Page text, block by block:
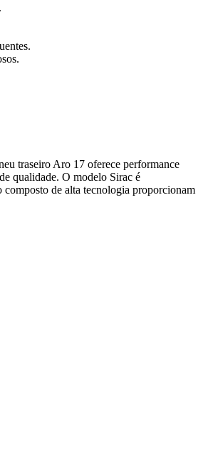
traseiro Aro 17 oferece performance
qualidade. O modelo Sirac é
composto de alta tecnologia proporcionam